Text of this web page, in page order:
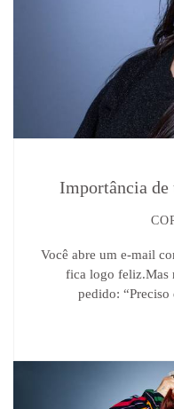
Importância
Você abre um e-mail
fica logo feliz.Mas
pedido: “Preciso